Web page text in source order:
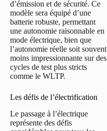
d’émission et de sécurité. Ce
modèle sera équipé d’une
batterie robuste, permettant
une autonomie raisonnable en
mode électrique, bien que
l’autonomie réelle soit souvent
moins impressionnante sur des
cycles de test plus stricts
comme le WLTP.
Les défis de l’électrification
Le passage à l’électrique
représente des défis